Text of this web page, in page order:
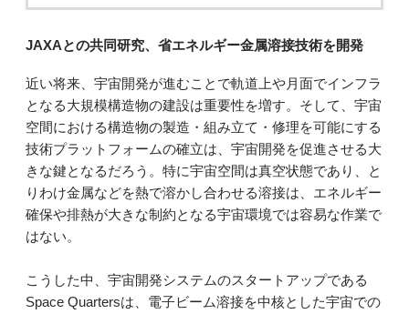
JAXAとの共同研究、省エネルギー金属溶接技術を開発
近い将来、宇宙開発が進むことで軌道上や月面でインフラ
となる大規模構造物の建設は重要性を増す。そして、宇宙
空間における構造物の製造・組み立て・修理を可能にする
技術プラットフォームの確立は、宇宙開発を促進させる大
きな鍵となるだろう。特に宇宙空間は真空状態であり、と
りわけ金属などを熱で溶かし合わせる溶接は、エネルギー
確保や排熱が大きな制約となる宇宙環境では容易な作業で
はない。
こうした中、宇宙開発システムのスタートアップである
Space Quartersは、電子ビーム溶接を中核とした宇宙での